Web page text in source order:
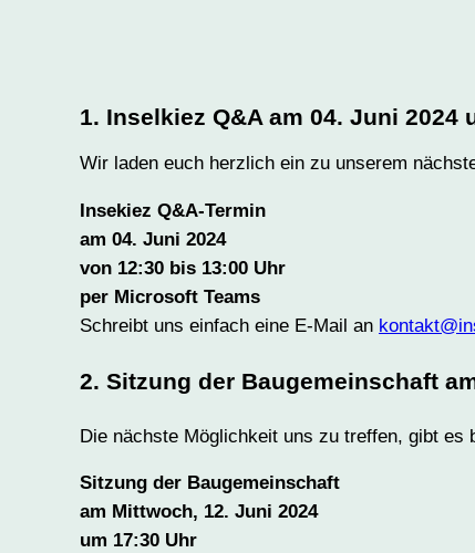
1. Inselkiez Q&A am 04. Juni 2024
Wir laden euch herzlich ein zu unserem
Insekiez Q&A-Termin
am 04. Juni 2024
von 12:30 bis 13:00 Uhr
per Microsoft Teams
Schreibt uns einfach eine E-Mail an
2. Sitzung der Baugemeinschaft
Die nächste Möglichkeit uns zu treffen, gibt es
Sitzung der Baugemeinschaft
am Mittwoch, 12. Juni 2024
um 17:30 Uhr